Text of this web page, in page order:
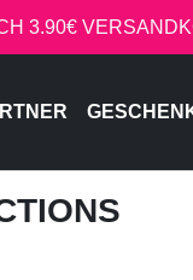
3.90€